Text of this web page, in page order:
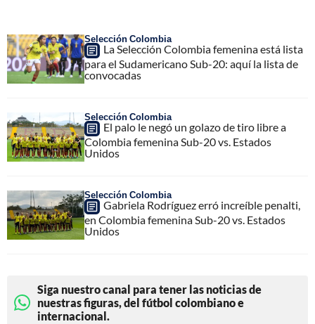
Selección Colombia
La Selección Colombia femenina está lista
para el Sudamericano Sub-20: aquí la lista de
convocadas
Selección Colombia
El palo le negó un golazo de tiro libre a
Colombia femenina Sub-20 vs. Estados
Unidos
Selección Colombia
Gabriela Rodríguez erró increíble penalti,
en Colombia femenina Sub-20 vs. Estados
Unidos
Siga nuestro canal para tener las noticias de
nuestras figuras, del fútbol colombiano e
internacional.